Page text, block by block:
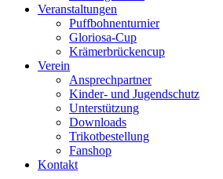
Veranstaltungen
Puffbohnenturnier
Gloriosa-Cup
Krämerbrückencup
Verein
Ansprechpartner
Kinder- und Jugendschutz
Unterstützung
Downloads
Trikotbestellung
Fanshop
Kontakt